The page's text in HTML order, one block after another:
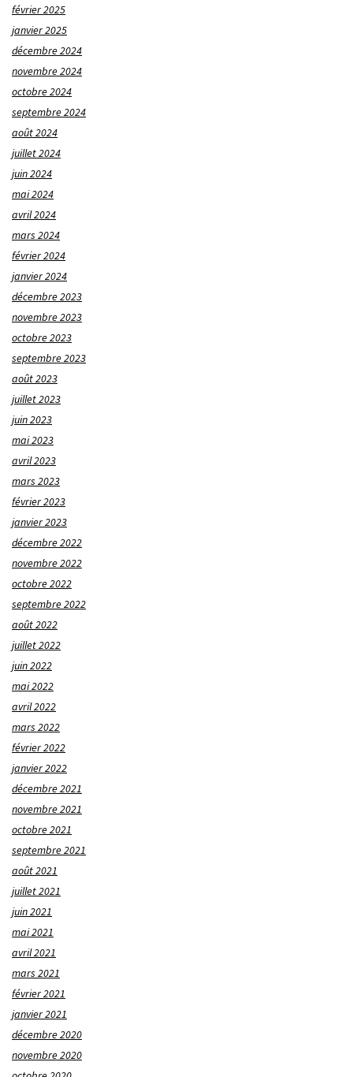
février 2025
janvier 2025
décembre 2024
novembre 2024
octobre 2024
septembre 2024
août 2024
juillet 2024
juin 2024
mai 2024
avril 2024
mars 2024
février 2024
janvier 2024
décembre 2023
novembre 2023
octobre 2023
septembre 2023
août 2023
juillet 2023
juin 2023
mai 2023
avril 2023
mars 2023
février 2023
janvier 2023
décembre 2022
novembre 2022
octobre 2022
septembre 2022
août 2022
juillet 2022
juin 2022
mai 2022
avril 2022
mars 2022
février 2022
janvier 2022
décembre 2021
novembre 2021
octobre 2021
septembre 2021
août 2021
juillet 2021
juin 2021
mai 2021
avril 2021
mars 2021
février 2021
janvier 2021
décembre 2020
novembre 2020